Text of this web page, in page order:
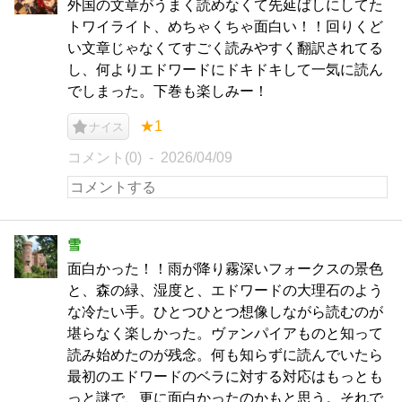
外国の文章がうまく読めなくて先延ばしにしてた
トワイライト、めちゃくちゃ面白い！！回りくど
い文章じゃなくてすごく読みやすく翻訳されてる
し、何よりエドワードにドキドキして一気に読ん
でしまった。下巻も楽しみー！
ナイス ★1
コメント(0) 2026/04/09
雪
面白かった！！雨が降り霧深いフォークスの景色
と、森の緑、湿度と、エドワードの大理石のよう
な冷たい手。ひとつひとつ想像しながら読むのが
堪らなく楽しかった。ヴァンパイアものと知って
読み始めたのが残念。何も知らずに読んでいたら
最初のエドワードのベラに対する対応はもっとも
っと謎で、更に面白かったのかもと思う。それで